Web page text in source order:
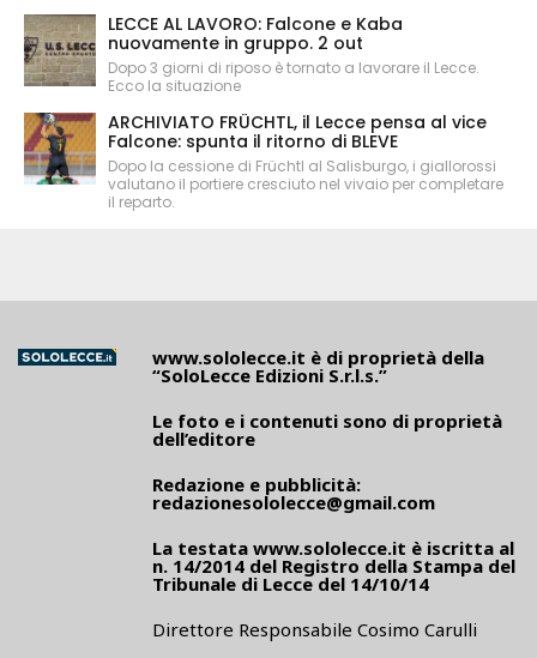
LECCE AL LAVORO: Falcone e Kaba
nuovamente in gruppo. 2 out
Dopo 3 giorni di riposo è tornato a lavorare il Lecce.
Ecco la situazione
ARCHIVIATO FRÜCHTL, il Lecce pensa al vice
Falcone: spunta il ritorno di BLEVE
Dopo la cessione di Früchtl al Salisburgo, i giallorossi
valutano il portiere cresciuto nel vivaio per completare
il reparto.
www.sololecce.it è di proprietà della
“SoloLecce Edizioni S.r.l.s.”
Le foto e i contenuti sono di proprietà
dell’editore
Redazione e pubblicità:
redazionesololecce@gmail.com
La testata www.sololecce.it è iscritta al
n. 14/2014 del Registro della Stampa del
Tribunale di Lecce del 14/10/14
Direttore Responsabile Cosimo Carulli